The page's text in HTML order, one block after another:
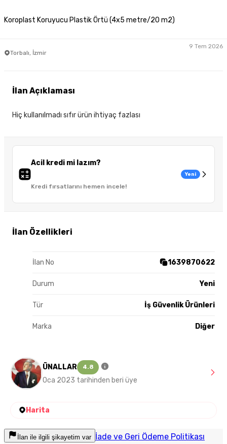
Koroplast Koruyucu Plastik Örtü (4x5 metre/20 m2)
Torbalı, İzmir
9 Tem 2026
Acil kredi mi lazım?
Kredi fırsatlarını hemen incele!
Yeni
İlan Özellikleri
İlan No 1639870622
Durum Yeni
Tür İş Güvenlik Ürünleri
Marka Diğer
İlan Açıklaması
Hiç kullanılmadı sıfır ürün ihtiyaç fazlası
ÜNALLAR 4.8
Oca 2023 tarihinden beri üye
Harita
İlan ile ilgili şikayetim var İade ve Geri Ödeme Politikası